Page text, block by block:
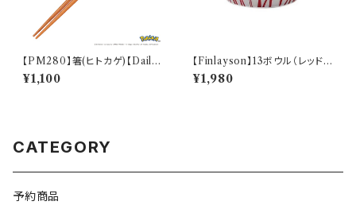
【PM280】箸(ヒトカゲ)【Daily
Sketch】PM282-840
¥1,100
【Finlayson】13ボウル（レッド）
【コロナ】
¥1,980
CATEGORY
予約商品